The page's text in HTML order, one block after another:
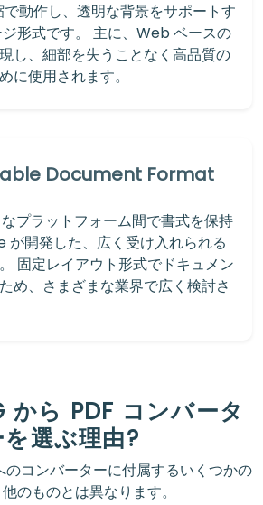
動作し、透明な背景をサポートす
形式です。 主に、Web ベースの
し、細部を失うことなく高品質の
に使用されます。
Document Format
プラットフォーム間で書式を保持
が開発した、広く受け入れられる
固定レイアウト形式でドキュメン
め、さまざまな業界で広く検討さ
から PDF コンバータ
を選ぶ理由?
のコンバーターに付属するいくつかの
のものとは異なります。